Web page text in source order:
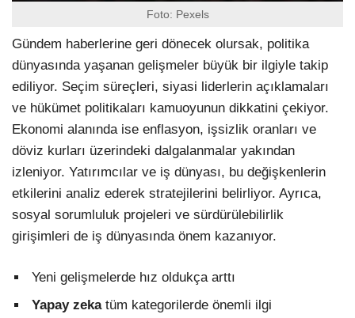
Foto: Pexels
Gündem haberlerine geri dönecek olursak, politika
dünyasında yaşanan gelişmeler büyük bir ilgiyle takip
ediliyor. Seçim süreçleri, siyasi liderlerin açıklamaları
ve hükümet politikaları kamuoyunun dikkatini çekiyor.
Ekonomi alanında ise enflasyon, işsizlik oranları ve
döviz kurları üzerindeki dalgalanmalar yakından
izleniyor. Yatırımcılar ve iş dünyası, bu değişkenlerin
etkilerini analiz ederek stratejilerini belirliyor. Ayrıca,
sosyal sorumluluk projeleri ve sürdürülebilirlik
girişimleri de iş dünyasında önem kazanıyor.
Yeni gelişmelerde hız oldukça arttı
Yapay zekatüm kategorilerde önemli ilgi